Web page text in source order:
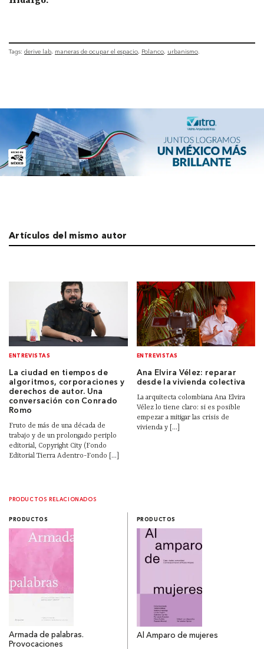
Tags: derive lab maneras de ocupar el espacio Polanco urbanismo
Artículos del mismo autor
ENTREVISTAS
La ciudad en tiempos de
algoritmos, corporaciones y
derechos de autor. Una
conversación con Conrado
Romo
Fruto de más de una década de
trabajo y de un prolongado periplo
editorial, Copyright City (Fondo
Editorial Tierra Adentro-Fondo [...]
ENTREVISTAS
Ana Elvira Vélez: reparar
desde la vivienda colectiva
La arquitecta colombiana Ana Elvira
Vélez lo tiene claro: si es posible
empezar a mitigar las crisis de
vivienda y [...]
PRODUCTOS RELACIONADOS
PRODUCTOS
Armada de palabras.
Provocaciones
PRODUCTOS
Al Amparo de mujeres